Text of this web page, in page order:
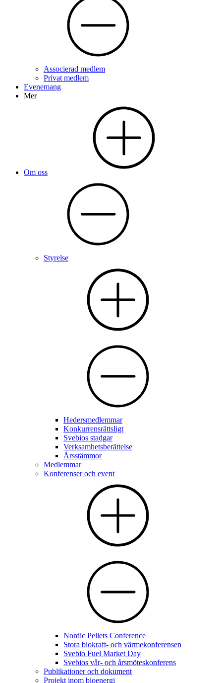
Associerad medlem
Privat medlem
Evenemang
Mer
Om oss
Styrelse
Hedersmedlemmar
Konkurrensrättsligt
Svebios stadgar
Verksamhetsberättelse
Årsstämmor
Medlemmar
Konferenser och event
Nordic Pellets Conference
Stora biokraft- och värmekonferensen
Svebio Fuel Market Day
Svebios vår- och årsmöteskonferens
Publikationer och dokument
Projekt inom bioenergi